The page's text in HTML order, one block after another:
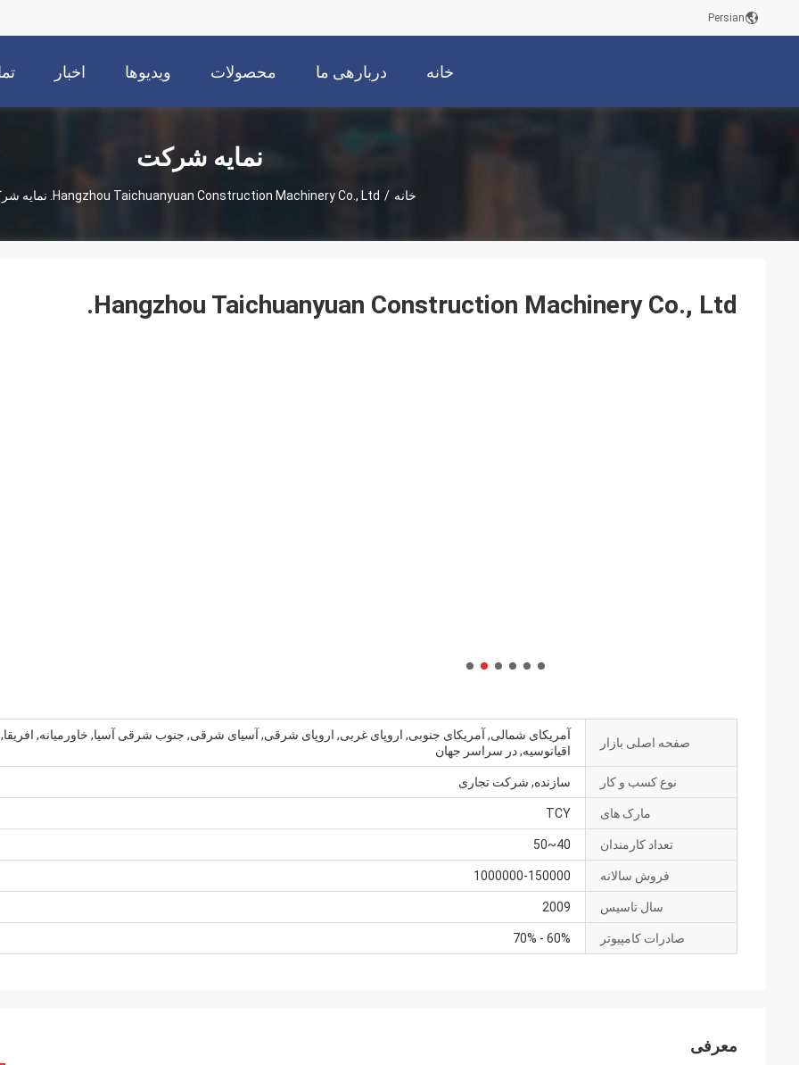
Persian
خانه دربارهی ما محصولات ویدیوها اخبار
نمایه شرکت
خانه / Hangzhou Taichuanyuan Construction Machinery Co., Ltd. نمایه شرکت
Hangzhou Taichuanyuan Construction Machinery Co., Ltd.
صفحه اصلی بازار
آمریکای شمالی, آمریکای جنوبی, اروپای غربی, اروپای شرقی, آسیای شرقی, جنوب شرقی آسیا, خاورمیانه, افریقا,
اقیانوسیه, در سراسر جهان
نوع کسب و کار سازنده, شرکت تجاری
مارک های TCY
تعداد کارمندان 40~50
فروش سالانه 1000000-150000
سال تاسیس 2009
صادرات کامپیوتر 60% - 70%
معرفی